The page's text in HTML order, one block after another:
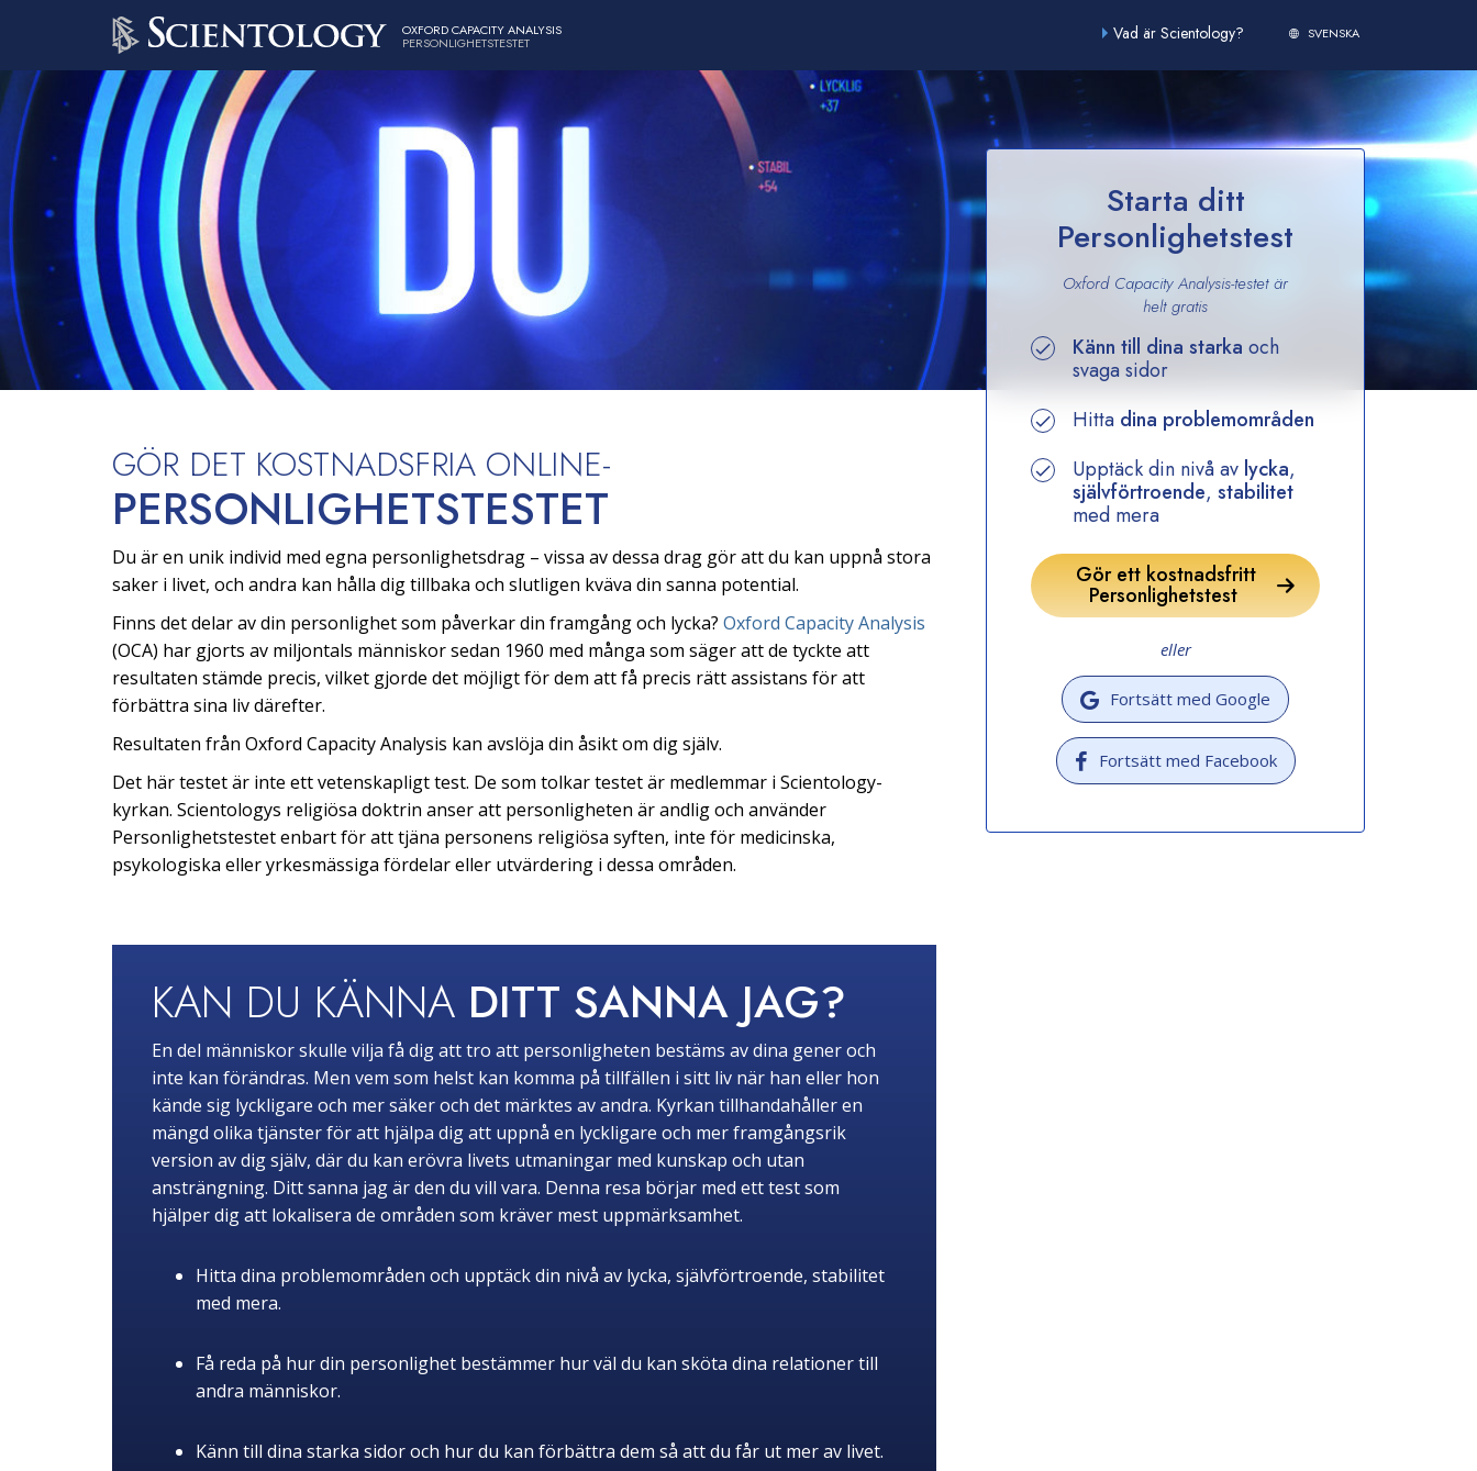
OXFORD CAPACITY ANALYSIS
PERSONLIGHETSTESTET Vad är Scientology? SVENSKA
Starta ditt
Personlighetstest
Oxford Capacity Analysis-testet är
helt gratis
Känn till dina starka och
svaga sidor
Hitta dina problemområden
Upptäck din nivå av lycka,
självförtroende, stabilitet
med mera
Gör ett kostnadsfritt
Personlighetstest
eller
Fortsätt med Google
Fortsätt med Facebook
GÖR DET KOSTNADSFRIA ONLINE-
PERSONLIGHETS­TESTET
Du är en unik individ med egna personlighetsdrag – vissa av dessa drag gör att du kan uppnå stora
saker i livet, och andra kan hålla dig tillbaka och slutligen kväva din sanna potential.
Finns det delar av din personlighet som påverkar din framgång och lycka? Oxford Capacity Analysis
(OCA) har gjorts av miljontals människor sedan 1960 med många som säger att de tyckte att
resultaten stämde precis, vilket gjorde det möjligt för dem att få precis rätt assistans för att
förbättra sina liv därefter.
Resultaten från Oxford Capacity Analysis kan avslöja din åsikt om dig själv.
Det här testet är inte ett vetenskapligt test. De som tolkar testet är medlemmar i Scientology-
kyrkan. Scientologys religiösa doktrin anser att personligheten är andlig och använder
Personlighetstestet enbart för att tjäna personens religiösa syften, inte för medicinska,
psykologiska eller yrkesmässiga fördelar eller utvärdering i dessa områden.
KAN DU KÄNNA DITT SANNA JAG?
En del människor skulle vilja få dig att tro att personligheten bestäms av dina gener och
inte kan förändras. Men vem som helst kan komma på tillfällen i sitt liv när han eller hon
kände sig lyckligare och mer säker och det märktes av andra. Kyrkan tillhandahåller en
mängd olika tjänster för att hjälpa dig att uppnå en lyckligare och mer framgångsrik
version av dig själv, där du kan erövra livets utmaningar med kunskap och utan
ansträngning. Ditt sanna jag är den du vill vara. Denna resa börjar med ett test som
hjälper dig att lokalisera de områden som kräver mest uppmärksamhet.
Hitta dina problemområden och upptäck din nivå av lycka, självförtroende, stabilitet
med mera.
Få reda på hur din personlighet bestämmer hur väl du kan sköta dina relationer till
andra människor.
Känn till dina starka sidor och hur du kan förbättra dem så att du får ut mer av livet.